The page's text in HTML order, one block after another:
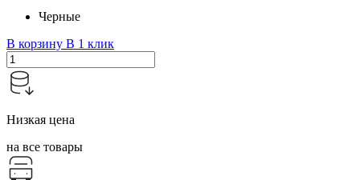
Черные
В корзину В 1 клик
Низкая цена
на все товары